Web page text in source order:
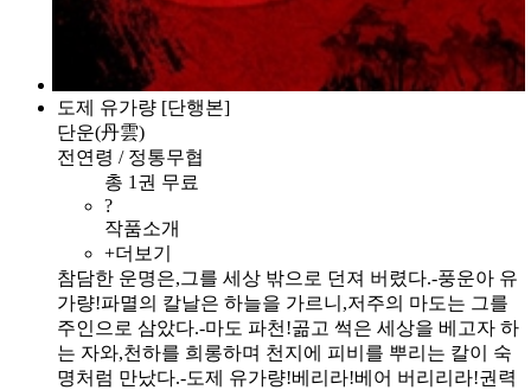
도제 유가량 [단행본]
단운(丹雲)
전연령 / 정통무협
총 1권 무료
?
작품소개
+더보기
참담한 운명은,그를 세상 밖으로 던져 버렸다.-풍운아 유
가량!파멸의 칼날은 하늘을 가르니,저주의 마도는 그를
주인으로 삼았다.-마도 파천!곪고 썩은 세상을 베고자 하
는 자와,천하를 희롱하며 천지에 피비를 뿌리는 칼이 숙
명처럼 만났다.-도제 유가량!베리라!베어 버리리라!권력